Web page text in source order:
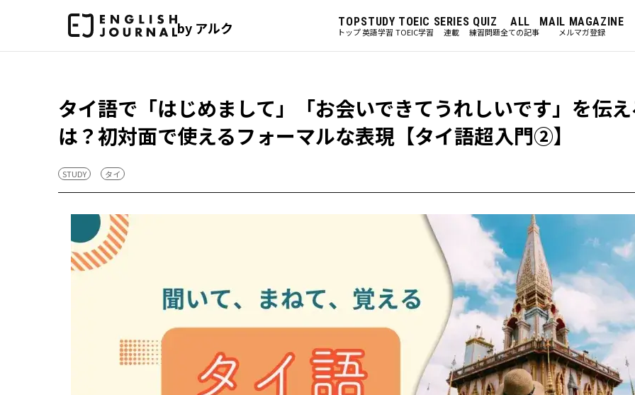
by アルク TOP
トップ
STUDY
英語学習
TOEIC
TOEIC学習
SERIES
連載
QUIZ
練習問題
ALL
全ての記事
MAIL MAGAZINE
メルマガ登録
タイ語で「はじめまして」「お会いできてうれしいです」を伝
は？初対面で使えるフォーマルな表現【タイ語超入門②】
STUDY タイ